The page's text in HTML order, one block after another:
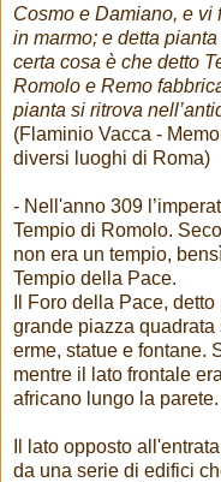
Cosmo e Damiano, e vi
in marmo; e detta
certa cosa è che detto
Romolo e Remo
pianta si ritrova
(Flaminio Vacca -
diversi luoghi di Roma)
- Nell'anno 309
Tempio di Romolo.
non era un tempio,
Tempio della Pace.
Il Foro della Pace,
grande piazza
erme, statue e fontane.
mentre il lato frontale
africano lungo la parete.
Il lato opposto
da una serie di edifici